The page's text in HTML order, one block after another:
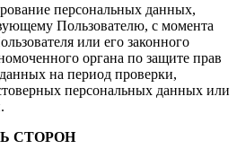
персональных данных,
Пользователю, с момента
или его законного
органа по защите прав
на период проверки,
персональных данных или
СТОРОН